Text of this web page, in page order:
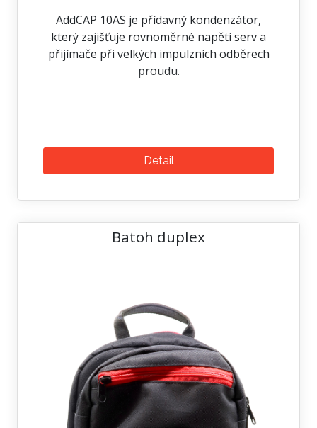
AddCAP 10AS je přídavný kondenzátor,
který zajišťuje rovnoměrné napětí serv a
přijímače při velkých impulzních odběrech
proudu.
Detail
Batoh duplex